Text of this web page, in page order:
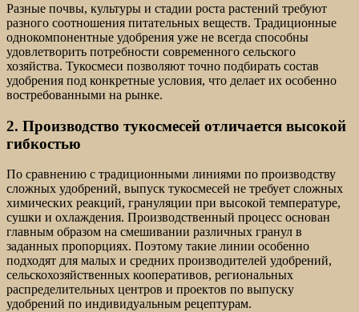
Разные почвы, культуры и стадии роста растений требуют
разного соотношения питательных веществ. Традиционные
однокомпонентные удобрения уже не всегда способны
удовлетворить потребности современного сельского
хозяйства. Тукосмеси позволяют точно подбирать состав
удобрения под конкретные условия, что делает их особенно
востребованными на рынке.
2. Производство тукосмесей отличается высокой
гибкостью
По сравнению с традиционными линиями по производству
сложных удобрений, выпуск тукосмесей не требует сложных
химических реакций, грануляции при высокой температуре,
сушки и охлаждения. Производственный процесс основан
главным образом на смешивании различных гранул в
заданных пропорциях. Поэтому такие линии особенно
подходят для малых и средних производителей удобрений,
сельскохозяйственных кооперативов, региональных
распределительных центров и проектов по выпуску
удобрений по индивидуальным рецептурам.